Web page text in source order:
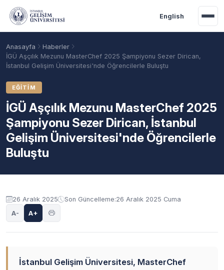
Ana içeriğe geç
English
Anasayfa
Haberler
İGÜ Aşçılık Mezunu MasterChef 2025 Şampiyonu Sezer Dirican,
İstanbul Gelişim Üniversitesi'nde Öğrencilerle Buluştu
EĞITIM
İGÜ Aşçılık Mezunu MasterChef 2025
Şampiyonu Sezer Dirican, İstanbul
Gelişim Üniversitesi'nde Öğrencilerle
Buluştu
26 Aralık 2025 Son Güncelleme:26 Aralık 2025 Cuma
A- A+
İstanbul Gelişim Üniversitesi, MasterChef